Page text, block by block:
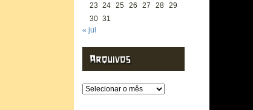
23 24 25 26 27 28 29
30 31
« jul
Arquivos